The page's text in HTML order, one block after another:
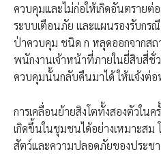
ควบคุมและไม่ก่อให้เกิดอันตราย
ระบบเตือนภัย และแผนรองรับก
ป่าควบคุม ชนิด ก หลุดออกจากสถ
พนักงานเจ้าหน้าที่ภายในยี่สิบสี่ชั่
ควบคุมนั้นกลับคืนมาได้ ให้แจ้งต่
การเคลื่อนย้ายสิงโตทั้งสองตัวใน
เกิดขึ้นในชุมชนได้อย่างเหมาะสม
สัตว์และความปลอดภัยของประช